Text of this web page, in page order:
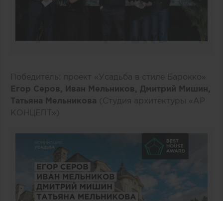
Победитель: проект «Усадьба в стиле Барокко»
Егор Серов, Иван Мельников, Дмитрий Мишин,
Татьяна Мельникова (Студия архитектуры «АР
КОНЦЕПТ»)